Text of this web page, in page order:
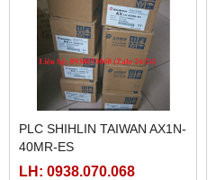
PLC SHIHLIN TAIWAN AX1N-
40MR-ES
LH: 0938.070.068